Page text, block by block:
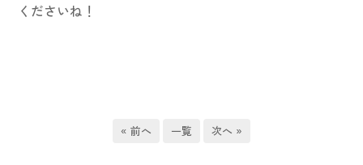
くださいね！
« 前へ 一覧 次へ »